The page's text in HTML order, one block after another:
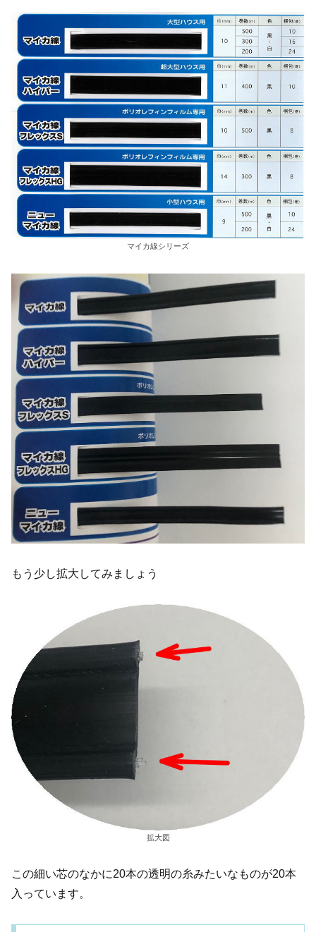
マイカ線シリーズ
もう少し拡大してみましょう
拡大図
この細い芯のなかに20本の透明の糸みたいなものが20本
入っています。